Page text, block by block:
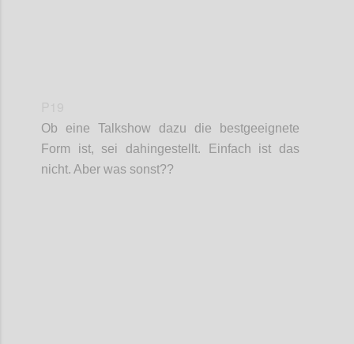
Ob eine Talkshow dazu die bestgeeignete
Form ist, sei dahingestellt. Einfach ist das
nicht. Aber was sonst??